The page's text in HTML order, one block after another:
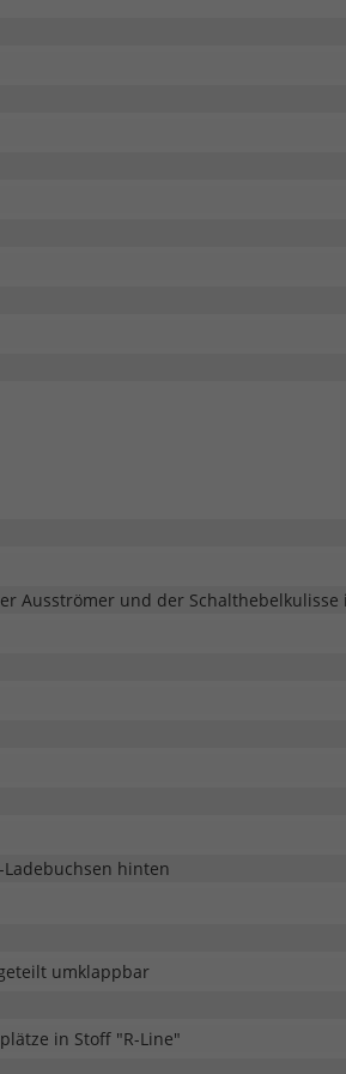
Ausströmer und der
hinten
umklappbar
in Stoff "R-Line"